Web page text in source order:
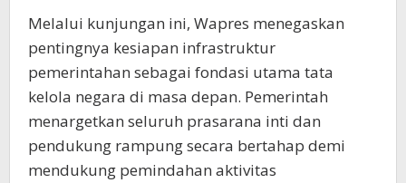
Melalui kunjungan ini, Wapres menegaskan
pentingnya kesiapan infrastruktur
pemerintahan sebagai fondasi utama tata
kelola negara di masa depan. Pemerintah
menargetkan seluruh prasarana inti dan
pendukung rampung secara bertahap demi
mendukung pemindahan aktivitas